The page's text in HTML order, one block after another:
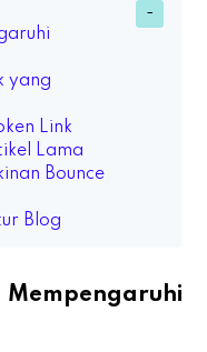
yang
Link
Lama
Bounce
Blog